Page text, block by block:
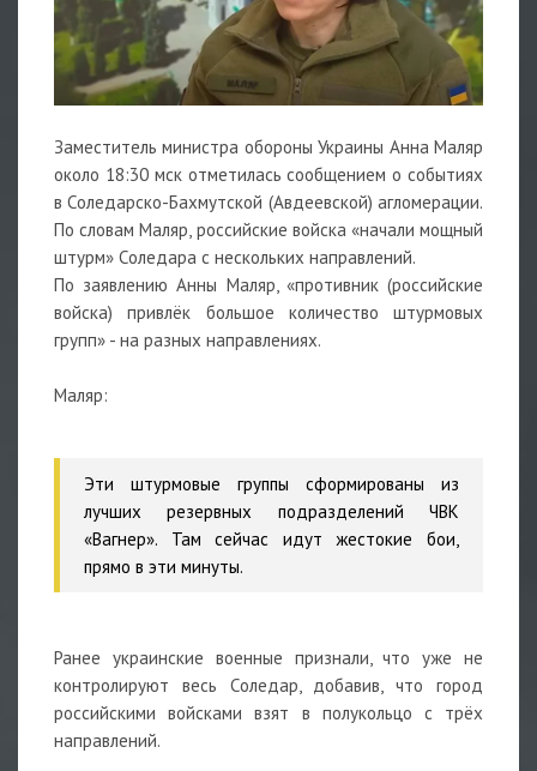
Заместитель министра обороны Украины Анна Маляр
около 18:30 мск отметилась сообщением о событиях
в Соледарско-Бахмутской (Авдеевской) агломерации.
По словам Маляр, российские войска «начали мощный
штурм» Соледара с нескольких направлений.
По заявлению Анны Маляр, «противник (российские
войска) привлёк большое количество штурмовых
групп» - на разных направлениях.
Маляр:
Эти штурмовые группы сформированы из
лучших резервных подразделений ЧВК
«Вагнер». Там сейчас идут жестокие бои,
прямо в эти минуты.
Ранее украинские военные признали, что уже не
контролируют весь Соледар, добавив, что город
российскими войсками взят в полукольцо с трёх
направлений.